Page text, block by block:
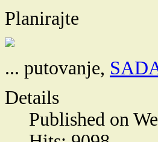
Planirajte
... putovanje,
Details
Published on